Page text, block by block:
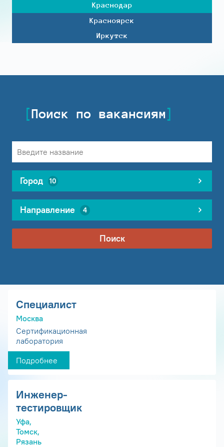
Краснодар
Красноярск
Иркутск
Поиск по вакансиям
Город 10
Направление 4
Поиск
Специалист
Москва
Сертификационная
лаборатория
Подробнее
Инженер-
тестировщик
Уфа,
Томск,
Рязань